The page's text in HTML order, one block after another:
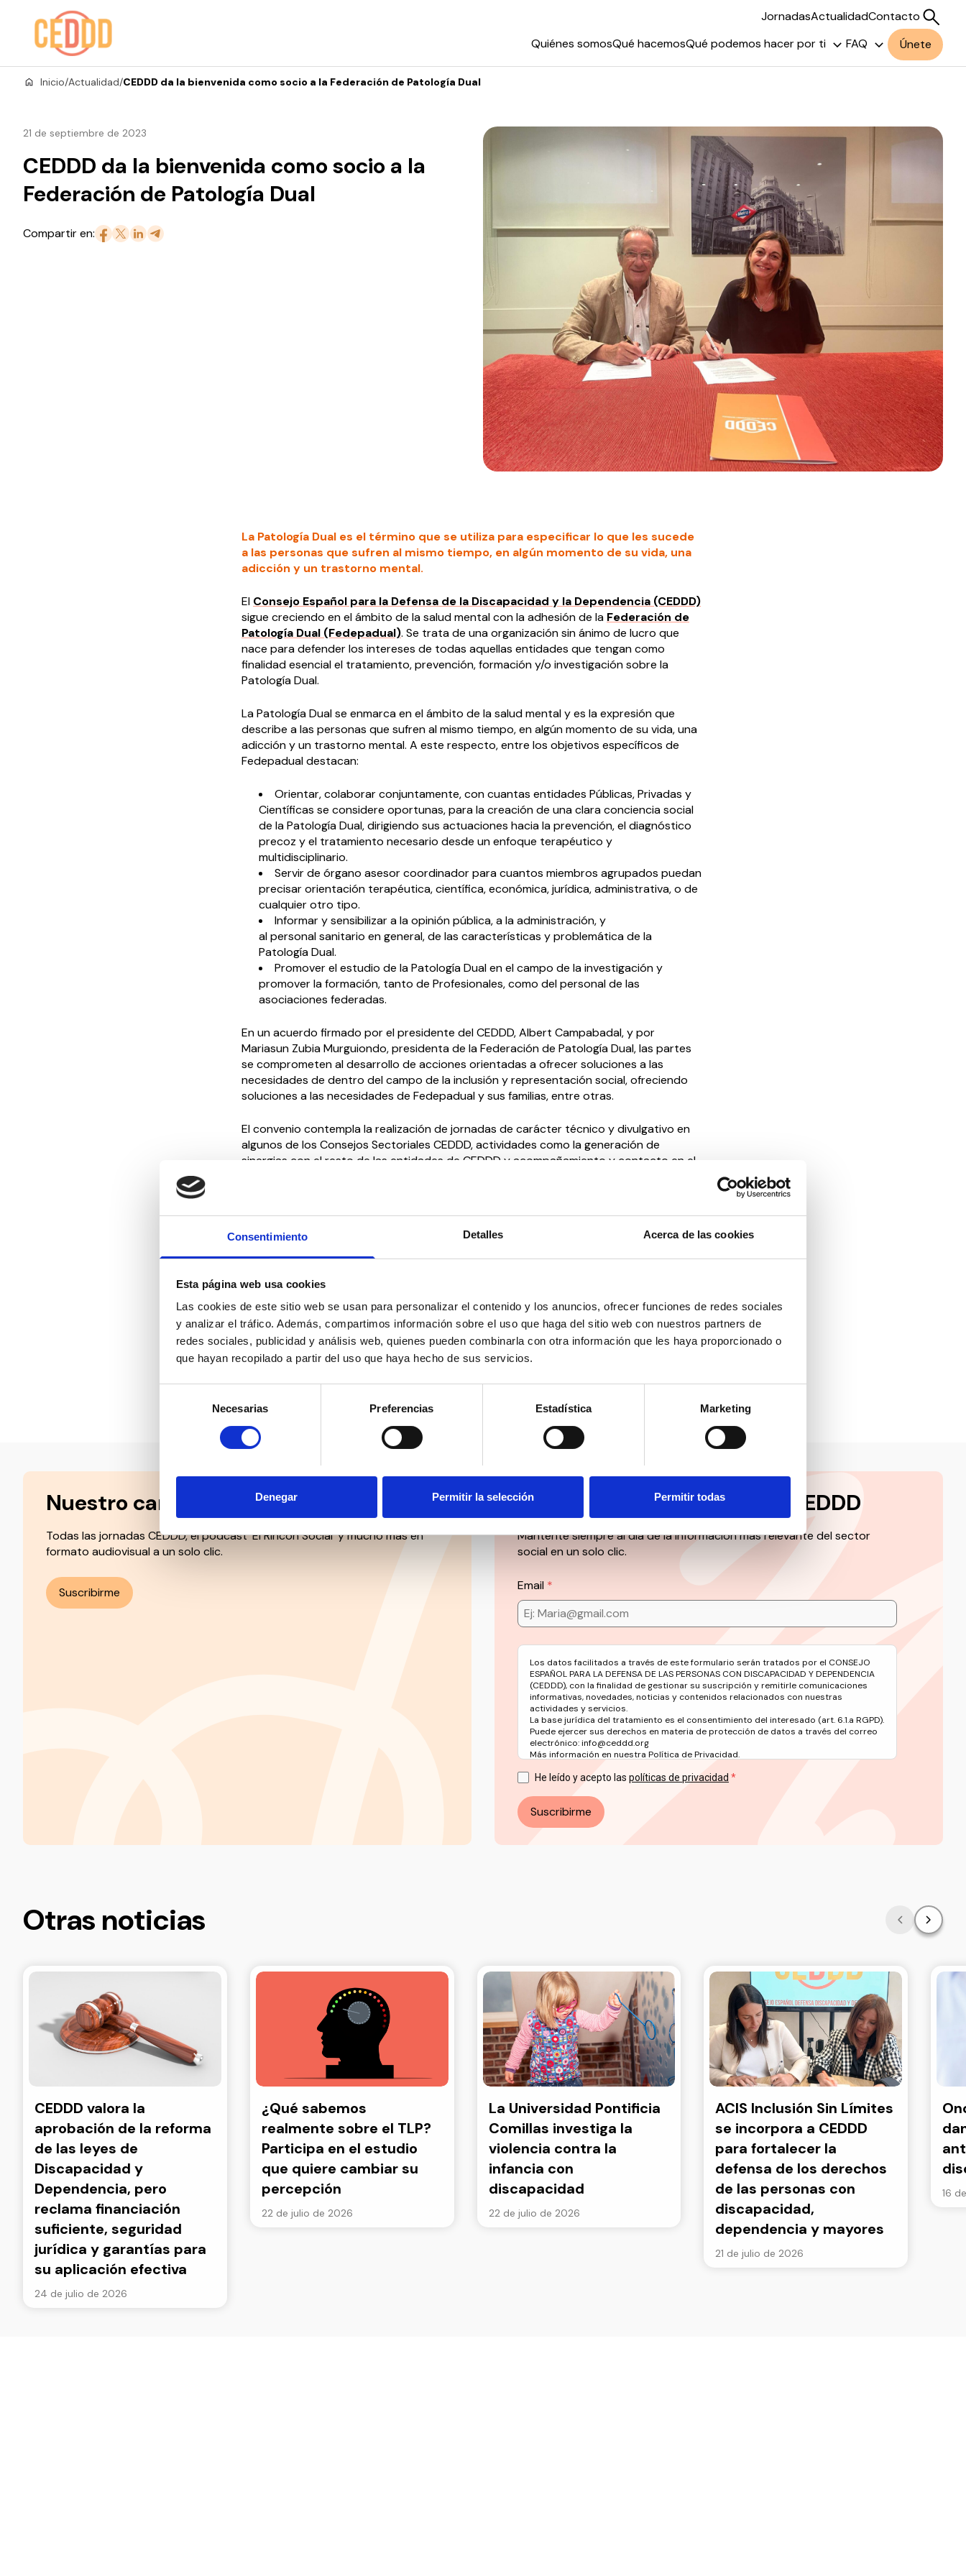
Consentimiento Detalles Acerca de las cookies
Esta página web usa cookies
Las cookies de este sitio web se usan para personalizar el contenido y los anuncios, ofrecer funciones de redes sociales
y analizar el tráfico. Además, compartimos información sobre el uso que haga del sitio web con nuestros partners de
redes sociales, publicidad y análisis web, quienes pueden combinarla con otra información que les haya proporcionado o
que hayan recopilado a partir del uso que haya hecho de sus servicios.
consentimiento
Necesarias Preferencias Estadística Marketing
Denegar Permitir la selección Permitir todas
Saltar al contenido
JornadasActualidadContacto
Quiénes somosQué hacemosQué podemos hacer por ti FAQ Únete
Buscar
Inicio/Actualidad/CEDDD da la bienvenida como socio a la Federación de Patología Dual
21 de septiembre de 2023
CEDDD da la bienvenida como socio a la
Federación de Patología Dual
Compartir en:
La Patología Dual es el término que se utiliza para especificar lo que les sucede
a las personas que sufren al mismo tiempo, en algún momento de su vida, una
adicción y un trastorno mental.
El Consejo Español para la Defensa de la Discapacidad y la Dependencia (CEDDD)
sigue creciendo en el ámbito de la salud mental con la adhesión de la Federación de
Patología Dual (Fedepadual). Se trata de una organización sin ánimo de lucro que
nace para defender los intereses de todas aquellas entidades que tengan como
finalidad esencial el tratamiento, prevención, formación y/o investigación sobre la
Patología Dual.
La Patología Dual se enmarca en el ámbito de la salud mental y es la expresión que
describe a las personas que sufren al mismo tiempo, en algún momento de su vida, una
adicción y un trastorno mental. A este respecto, entre los objetivos específicos de
Fedepadual destacan:
Orientar, colaborar conjuntamente, con cuantas entidades Públicas, Privadas y
Científicas se considere oportunas, para la creación de una clara conciencia social
de la Patología Dual, dirigiendo sus actuaciones hacia la prevención, el diagnóstico
precoz y el tratamiento necesario desde un enfoque terapéutico y
multidisciplinario.
Servir de órgano asesor coordinador para cuantos miembros agrupados puedan
precisar orientación terapéutica, científica, económica, jurídica, administrativa, o de
cualquier otro tipo.
Informar y sensibilizar a la opinión pública, a la administración, y
al personal sanitario en general, de las características y problemática de la
Patología Dual.
Promover el estudio de la Patología Dual en el campo de la investigación y
promover la formación, tanto de Profesionales, como del personal de las
asociaciones federadas.
En un acuerdo firmado por el presidente del CEDDD, Albert Campabadal, y por
Mariasun Zubia Murguiondo, presidenta de la Federación de Patología Dual, las partes
se comprometen al desarrollo de acciones orientadas a ofrecer soluciones a las
necesidades de dentro del campo de la inclusión y representación social, ofreciendo
soluciones a las necesidades de Fedepadual y sus familias, entre otras.
El convenio contempla la realización de jornadas de carácter técnico y divulgativo en
algunos de los Consejos Sectoriales CEDDD, actividades como la generación de
sinergias con el resto de las entidades de CEDDD y acompañamiento y contacto en el
discapacidad, las personas con dependencia.
sumándose así a Facilito TV, la Asociación Nacional de la Epilepsia ANPE, Asociación
ENACH, Fundación Síndrome de Dravet, Departamento Confederal de Personas
Jubiladas y Pensionistas de USO (JUPEN-USO), STOPHATERS, CONCAPA, CEADE,
Asociación del Síndrome asociado SATB2, Argus Social Value, Fundación ANDA
COMNIGO y SÚPERCUIDADORES.
Compartir en:
Nuestro canal de Youtube
Todas las jornadas CEDDD, el podcast ‘El Rincón Social’ y mucho más en
formato audiovisual a un solo clic.
Suscribirme
Suscríbete a la newsletter CEDDD
Mantente siempre al día de la información más relevante del sector
social en un solo clic.
Email
Los datos facilitados a través de este formulario serán tratados por el CONSEJO
ESPAÑOL PARA LA DEFENSA DE LAS PERSONAS CON DISCAPACIDAD Y DEPENDENCIA
(CEDDD), con la finalidad de gestionar su suscripción y remitirle comunicaciones
informativas, novedades, noticias y contenidos relacionados con nuestras
actividades y servicios.
La base jurídica del tratamiento es el consentimiento del interesado (art. 6.1.a RGPD).
Puede ejercer sus derechos en materia de protección de datos a través del correo
electrónico: info@ceddd.org
Más información en nuestra Política de Privacidad.
He leído y acepto las políticas de privacidad
Suscribirme
Otras noticias
CEDDD valora la
aprobación de la reforma
de las leyes de
Discapacidad y
Dependencia, pero
reclama financiación
suficiente, seguridad
jurídica y garantías para
su aplicación efectiva
24 de julio de 2026
¿Qué sabemos
realmente sobre el TLP?
Participa en el estudio
que quiere cambiar su
percepción
22 de julio de 2026
La Universidad Pontificia
Comillas investiga la
violencia contra la
infancia con
discapacidad
22 de julio de 2026
ACIS Inclusión Sin Límites
se incorpora a CEDDD
para fortalecer la
defensa de los derechos
de las personas con
discapacidad,
dependencia y mayores
21 de julio de 2026
16